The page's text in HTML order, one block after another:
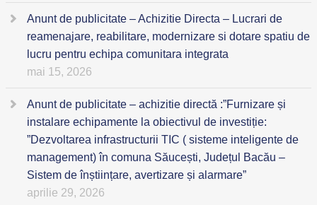
Anunt de publicitate – Achizitie Directa – Lucrari de
reamenajare, reabilitare, modernizare si dotare spatiu de
lucru pentru echipa comunitara integrata
mai 15, 2026
Anunt de publicitate – achizitie directă :”Furnizare și
instalare echipamente la obiectivul de investiție:
”Dezvoltarea infrastructurii TIC ( sisteme inteligente de
management) în comuna Săucești, Județul Bacău –
Sistem de înștiințare, avertizare și alarmare”
aprilie 29, 2026